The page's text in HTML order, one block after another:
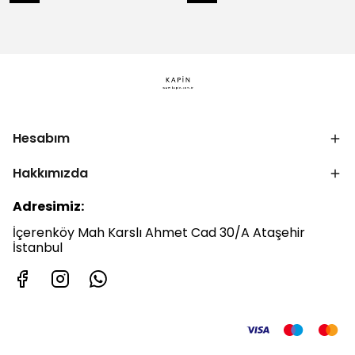
Hesabım
Hakkımızda
Adresimiz:
İçerenköy Mah Karslı Ahmet Cad 30/A Ataşehir
İstanbul